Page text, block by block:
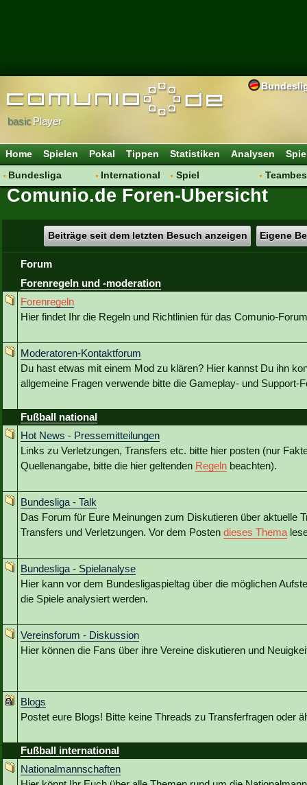
basicPlayer
Home Spielen Pokal Tippen Statistiken Analysen
Bundesliga
Hot News
Spielanalyse
Vereinsdiskussion
Vereinsfragen
International
Vereine
Spiel
Regeln & Tipps
Comunio.de Foren-Übersicht
Beiträge seit dem letzten Besuch anzeigen Eigene
Forum
Forenregeln und -moderation
Forenregeln
Hier findet Ihr die Regeln und Richtlinien für das Comunio-
Moderatoren-Kontaktforum
Du hast etwas mit einem Mod zu klären? Hier kannst Du ihn
allgemeine Fragen verwende bitte die Gameplay- und Support-
Fußball national
Hot News - Pressemitteilungen
Links zu Verletzungen, Transfers etc. bitte hier posten (nur
Quellenangabe, bitte die hier geltenden Regeln beachten).
Bundesliga - Talk
Das Forum für Eure Meinungen zum Diskutieren über aktuelle
Transfers und Verletzungen. Vor dem Posten dieses Thema
Bundesliga - Spielanalyse
Hier kann vor dem Bundesligaspieltag über die möglichen
die Spiele analysiert werden.
Vereinsforum - Diskussion
Hier können die Fans über ihre Vereine diskutieren und
Blogs
Postet eure Blogs! Bitte keine Threads zu Transferfragen oder
Fußball international
Nationalmannschaften